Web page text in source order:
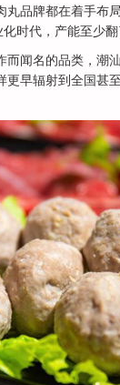
品牌都在着手布
时代，产能至少翻
闻名的品类，潮
早辐射到全国甚